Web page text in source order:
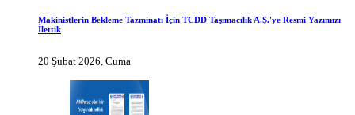
Makinistlerin Bekleme Tazminatı İçin TCDD Taşımacılık A.Ş.'ye Resmi Yazımızı
İlettik
20 Şubat 2026, Cuma